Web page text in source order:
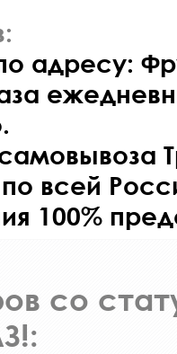
адресу:
всей
100%
со